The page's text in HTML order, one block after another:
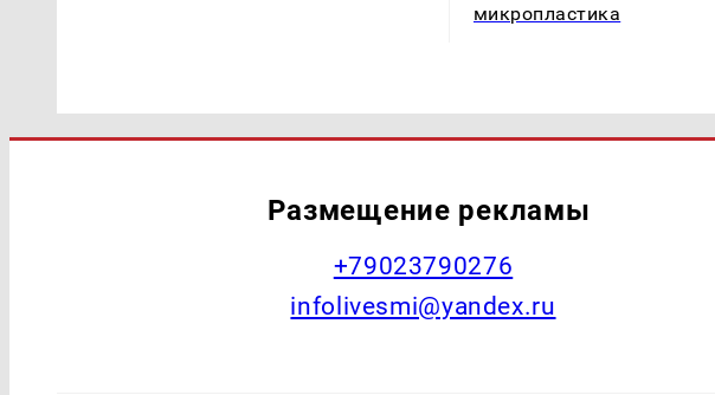
микропластика
Размещение рекламы
+79023790276
infolivesmi@yandex.ru